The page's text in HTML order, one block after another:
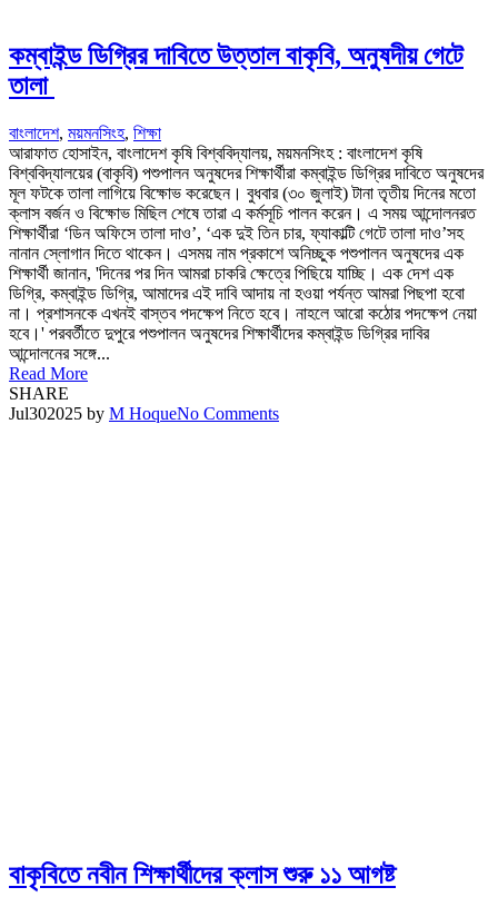
কম্বাইন্ড ডিগ্রির দাবিতে উত্তাল বাকৃবি, অনুষদীয় গেটে
তালা
বাংলাদেশ, ময়মনসিংহ, শিক্ষা
আরাফাত হোসাইন, বাংলাদেশ কৃষি বিশ্ববিদ্যালয়, ময়মনসিংহ : বাংলাদেশ কৃষি
বিশ্ববিদ্যালয়ের (বাকৃবি) পশুপালন অনুষদের শিক্ষার্থীরা কম্বাইন্ড ডিগ্রির দাবিতে অনুষদের
মূল ফটকে তালা লাগিয়ে বিক্ষোভ করেছেন। বুধবার (৩০ জুলাই) টানা তৃতীয় দিনের মতো
ক্লাস বর্জন ও বিক্ষোভ মিছিল শেষে তারা এ কর্মসূচি পালন করেন। এ সময় আন্দোলনরত
শিক্ষার্থীরা ‘ডিন অফিসে তালা দাও’, ‘এক দুই তিন চার, ফ্যাকাল্টি গেটে তালা দাও’সহ
নানান স্লোগান দিতে থাকেন। এসময় নাম প্রকাশে অনিচ্ছুক পশুপালন অনুষদের এক
শিক্ষার্থী জানান, 'দিনের পর দিন আমরা চাকরি ক্ষেত্রে পিছিয়ে যাচ্ছি। এক দেশ এক
ডিগ্রি, কম্বাইন্ড ডিগ্রি, আমাদের এই দাবি আদায় না হওয়া পর্যন্ত আমরা পিছপা হবো
না। প্রশাসনকে এখনই বাস্তব পদক্ষেপ নিতে হবে। নাহলে আরো কঠোর পদক্ষেপ নেয়া
হবে।' পরবর্তীতে দুপুরে পশুপালন অনুষদের শিক্ষার্থীদের কম্বাইন্ড ডিগ্রির দাবির
আন্দোলনের সঙ্গে...
Read More
SHARE
Jul302025 by M HoqueNo Comments
বাকৃবিতে নবীন শিক্ষার্থীদের ক্লাস শুরু ১১ আগষ্ট